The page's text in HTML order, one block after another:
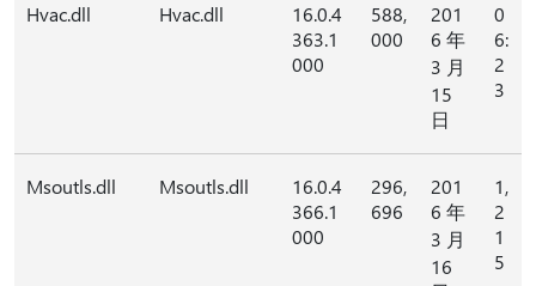
Hvac.dll Hvac.dll
16.0.4
363.1
000
588,
000
201
6 年
3 月
15
日
0
6:
2
3
Msoutls.dll Msoutls.dll
16.0.4
366.1
000
296,
696
201
6 年
3 月
16
1,
2
1
5